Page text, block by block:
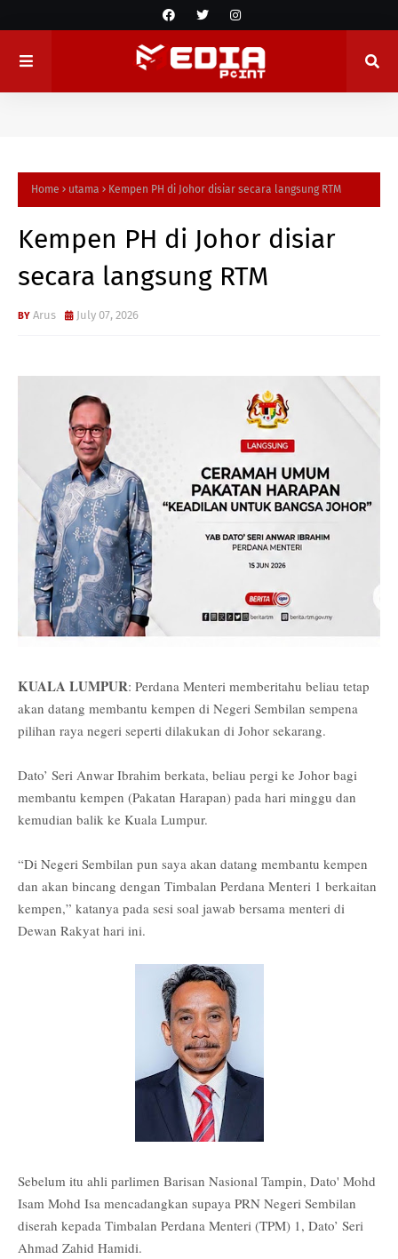
Home utama Kempen PH di Johor disiar secara langsung RTM
Kempen PH di Johor disiar
secara langsung RTM
Arus July 07, 2026
KUALA LUMPUR: Perdana Menteri memberitahu beliau tetap
akan datang membantu kempen di Negeri Sembilan sempena
pilihan raya negeri seperti dilakukan di Johor sekarang.
Dato’ Seri Anwar Ibrahim berkata, beliau pergi ke Johor bagi
membantu kempen (Pakatan Harapan) pada hari minggu dan
kemudian balik ke Kuala Lumpur.
“Di Negeri Sembilan pun saya akan datang membantu kempen
dan akan bincang dengan Timbalan Perdana Menteri 1 berkaitan
kempen,” katanya pada sesi soal jawab bersama menteri di
Dewan Rakyat hari ini.
Sebelum itu ahli parlimen Barisan Nasional Tampin, Dato' Mohd
Isam Mohd Isa mencadangkan supaya PRN Negeri Sembilan
diserah kepada Timbalan Perdana Menteri (TPM) 1, Dato’ Seri
Ahmad Zahid Hamidi.